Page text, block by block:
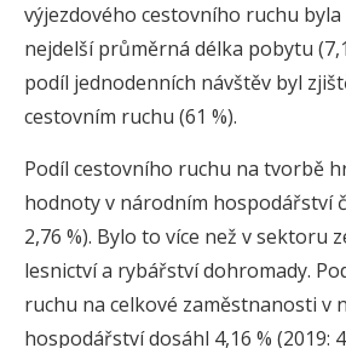
výjezdového cestovního ruchu
nejdelší průměrná délka pobytu
podíl jednodenních návštěv byl
cestovním ruchu (61 %).
Podíl cestovního ruchu na tvorbě
hodnoty v národním hospodářství
2,76 %). Bylo to více než v sektoru
lesnictví a rybářství dohromady.
ruchu na celkové zaměstnanosti v
hospodářství dosáhl 4,16 % (2019: